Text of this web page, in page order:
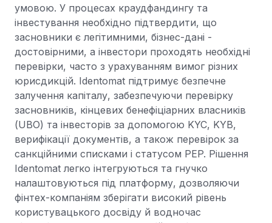
умовою. У процесах краудфандингу та
інвестування необхідно підтвердити, що
засновники є легітимними, бізнес-дані -
достовірними, а інвестори проходять необхідні
перевірки, часто з урахуванням вимог різних
юрисдикцій. Identomat підтримує безпечне
залучення капіталу, забезпечуючи перевірку
засновників, кінцевих бенефіціарних власників
(UBO) та інвесторів за допомогою KYC, KYB,
верифікації документів, а також перевірок за
санкційними списками і статусом PEP. Рішення
Identomat легко інтегруються та гнучко
налаштовуються під платформу, дозволяючи
фінтех-компаніям зберігати високий рівень
користувацького досвіду й водночас